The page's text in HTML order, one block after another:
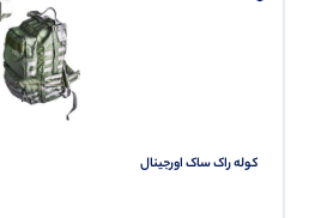
کوله راک ساک اورجینال